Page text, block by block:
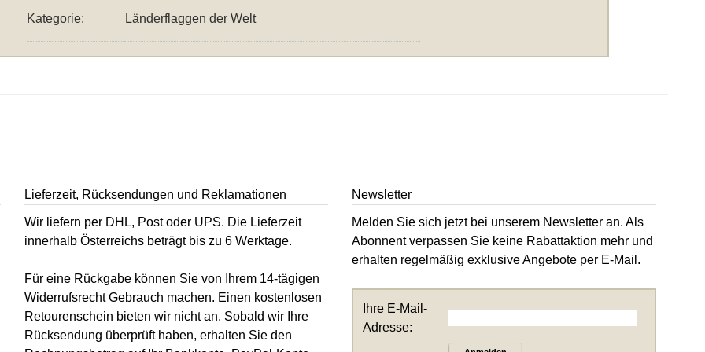
Kategorie: Länderflaggen der Welt
Lieferzeit, Rücksendungen und Reklamationen
Wir liefern per DHL, Post oder UPS. Die Lieferzeit
innerhalb Österreichs beträgt bis zu 6 Werktage.
Für eine Rückgabe können Sie von Ihrem 14-tägigen
WiderrufsrechtGebrauch machen. Einen kostenlosen
Retourenschein bieten wir nicht an. Sobald wir Ihre
Rücksendung überprüft haben, erhalten Sie den
Newsletter
Melden Sie sich jetzt bei unserem Newsletter an. Als
Abonnent verpassen Sie keine Rabattaktion mehr und
erhalten regelmäßig exklusive Angebote per E-Mail.
Ihre E-Mail-
Adresse: